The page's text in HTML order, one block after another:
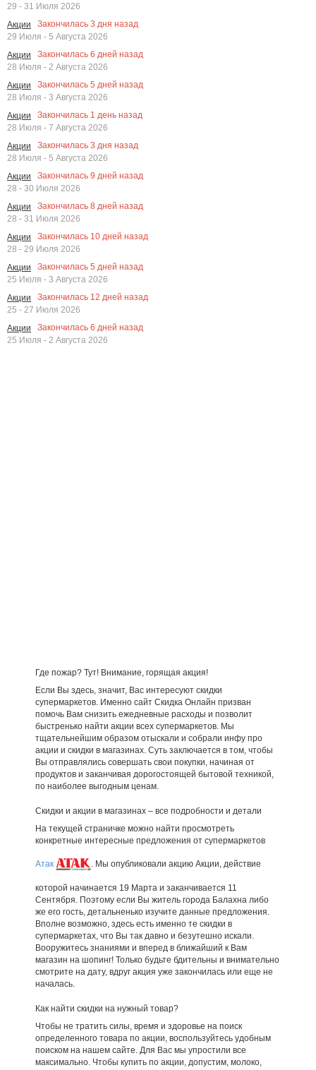
29 - 31 Июля 2026
Акции
Закончилась 3 дня назад
29 Июля - 5 Августа 2026
Акции
Закончилась 6 дней назад
28 Июля - 2 Августа 2026
Акции
Закончилась 5 дней назад
28 Июля - 3 Августа 2026
Акции
Закончилась 1 день назад
28 Июля - 7 Августа 2026
Акции
Закончилась 3 дня назад
28 Июля - 5 Августа 2026
Акции
Закончилась 9 дней назад
28 - 30 Июля 2026
Акции
Закончилась 8 дней назад
28 - 31 Июля 2026
Акции
Закончилась 10 дней назад
28 - 29 Июля 2026
Акции
Закончилась 5 дней назад
25 Июля - 3 Августа 2026
Акции
Закончилась 12 дней назад
25 - 27 Июля 2026
Акции
Закончилась 6 дней назад
25 Июля - 2 Августа 2026
Где пожар? Тут! Внимание, горящая акция!
Если Вы здесь, значит, Вас интересуют скидки
супермаркетов. Именно сайт Скидка Онлайн призван
помочь Вам снизить ежедневные расходы и позволит
быстренько найти акции всех супермаркетов. Мы
тщательнейшим образом отыскали и собрали инфу про
акции и скидки в магазинах. Суть заключается в том, чтобы
Вы отправлялись совершать свои покупки, начиная от
продуктов и заканчивая дорогостоящей бытовой техникой,
по наиболее выгодным ценам.
Скидки и акции в магазинах – все подробности и детали
На текущей страничке можно найти просмотреть
конкретные интересные предложения от супермаркетов
Атак . Мы опубликовали акцию Акции, действие
которой начинается 19 Марта и заканчивается 11
Сентября. Поэтому если Вы житель города Балахна либо
же его гость, детальненько изучите данные предложения.
Вполне возможно, здесь есть именно те скидки в
супермаркетах, что Вы так давно и безутешно искали.
Вооружитесь знаниями и вперед в ближайший к Вам
магазин на шопинг! Только будьте бдительны и внимательно
смотрите на дату, вдруг акция уже закончилась или еще не
началась.
Как найти скидки на нужный товар?
Чтобы не тратить силы, время и здоровье на поиск
определенного товара по акции, воспользуйтесь удобным
поиском на нашем сайте. Для Вас мы упростили все
максимально. Чтобы купить по акции, допустим, молоко,